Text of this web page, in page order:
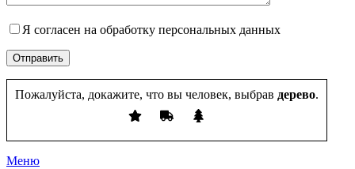
Я согласен на обработку персональных данных
Пожалуйста, докажите, что вы человек, выбрав дерево.
Меню